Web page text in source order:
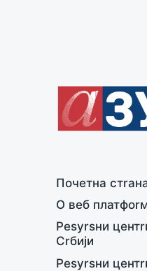
Почeтна
О вeб
Рesуrsни
Сrбији
Рesуrsни